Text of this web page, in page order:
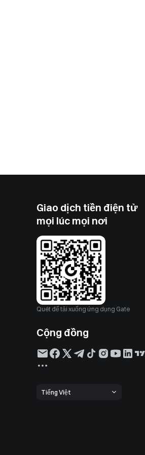
Giao dịch tiền điện tử
mọi lúc mọi nơi
Quét để tải xuống ứng dụng Gate
Cộng đồng
Tiếng Việt